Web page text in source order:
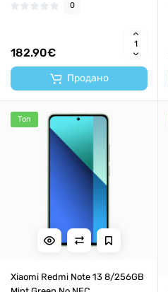
0
182.90€
Продано
Топ
Xiaomi Redmi Note 13 8/256GB